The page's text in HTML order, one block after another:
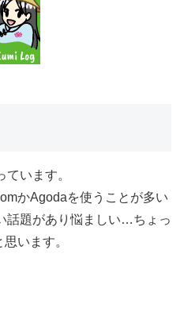
います。
かAgodaを使うことが多い
話題があり悩ましい…ちょっ
います。